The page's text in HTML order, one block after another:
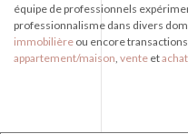
équipe de professionnels
professionnalisme dans divers
immobilière ou encore
appartement/maison vente etachat